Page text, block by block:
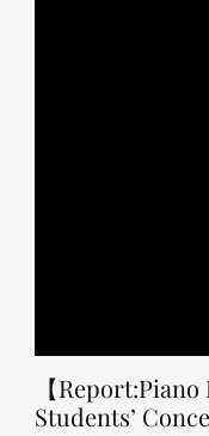
【
Students’